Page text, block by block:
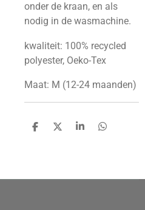
onder de kraan, en als
nodig in de wasmachine.
kwaliteit: 100% recycled
polyester, Oeko-Tex
Maat: M (12-24 maanden)
D
D
S
D